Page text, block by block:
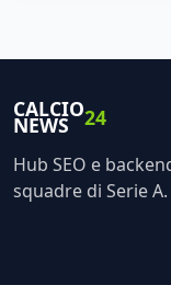
CALCIO
NEWS 24
Hub SEO e
squadre di Serie A.